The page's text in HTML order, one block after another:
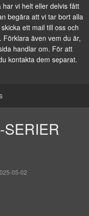
vi helt eller delvis fått
begära att vi tar bort alla
skicka ett mail till oss och
även vem du är,
handlar om. För att
kontakta dem separat.
SERIER
05-02